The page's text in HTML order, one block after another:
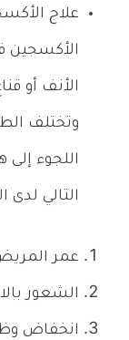
علاج
الأكسجين
الأنف أو
وتختلف
اللجوء إلى
التالي
عمر المريض
الشعور
انخفاض